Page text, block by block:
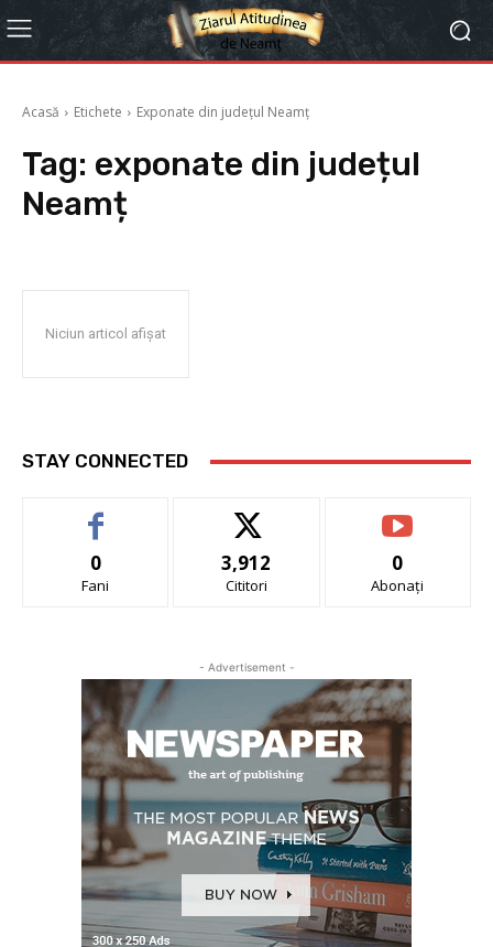
Acasă Etichete Exponate din județul Neamț
Tag: exponate din județul
Neamț
Niciun articol afișat
STAY CONNECTED
0
Fani
3,912
Cititori
0
Abonați
- Advertisement -